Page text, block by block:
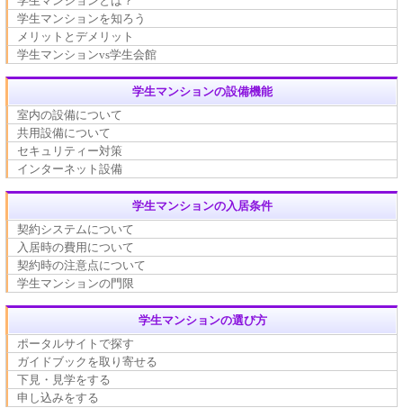
学生マンションを知ろう
メリットとデメリット
学生マンションvs学生会館
学生マンションの設備機能
室内の設備について
共用設備について
セキュリティー対策
インターネット設備
学生マンションの入居条件
契約システムについて
入居時の費用について
契約時の注意点について
学生マンションの門限
学生マンションの選び方
ポータルサイトで探す
ガイドブックを取り寄せる
下見・見学をする
申し込みをする